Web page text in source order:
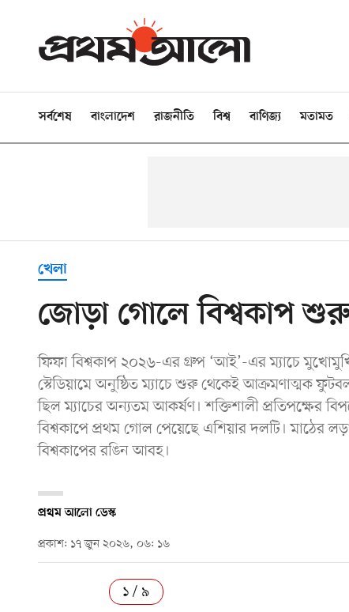
সর্বশেষ বাংলাদেশ রাজনীতি বিশ্ব বাণিজ্য মতামত
খেলা
জোড়া গোলে বিশ্বকাপ শুরু
ফিফা বিশ্বকাপ ২০২৬-এর গ্রুপ ‘আই’-এর ম্যাচে মুখোমুখি
স্টেডিয়ামে অনুষ্ঠিত ম্যাচে শুরু থেকেই আক্রমণাত্মক
ছিল ম্যাচের অন্যতম আকর্ষণ। শক্তিশালী প্রতিপক্ষের
বিশ্বকাপে প্রথম গোল পেয়েছে এশিয়ার দলটি। মাঠের
বিশ্বকাপের রঙিন আবহ।
প্রথম আলো ডেস্ক
প্রকাশ: ১৭ জুন ২০২৬, ০৬: ১৬
১ / ৯